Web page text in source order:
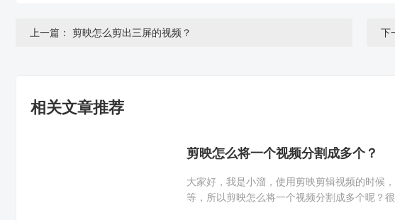
上一篇： 剪映怎么剪出三屏的视频？ 下
相关文章推荐
剪映怎么将一个视频分割成多个？
大家好，我是小溜，使用剪映剪辑视频的时候
等，所以剪映怎么将一个视频分割成多个呢？